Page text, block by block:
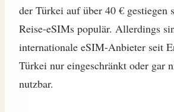
der Türkei auf über 40 € gestiegen
Reise-eSIMs populär. Allerdings
internationale eSIM-Anbieter seit
Türkei nur eingeschränkt oder gar
nutzbar.